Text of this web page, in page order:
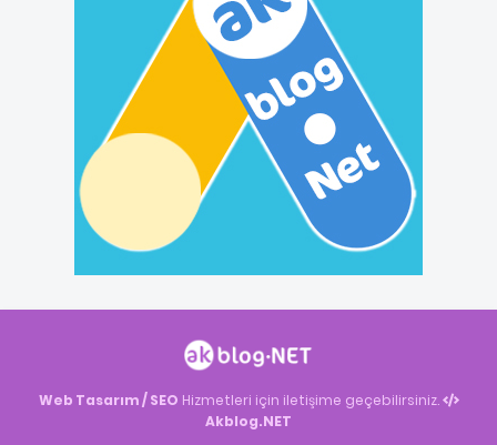
Web Tasarım / SEO Hizmetleri için iletişime geçebilirsiniz.
Akblog.NET